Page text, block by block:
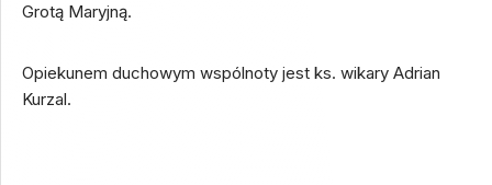
Grotą Maryjną.
Opiekunem duchowym wspólnoty jest ks. wikary Adrian
Kurzal.